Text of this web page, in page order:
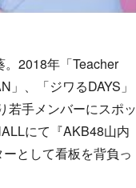
2018年「Teacher
、「ジワるDAYS」
若手メンバーにスポッ
にて『AKB48山内
として看板を背負っ